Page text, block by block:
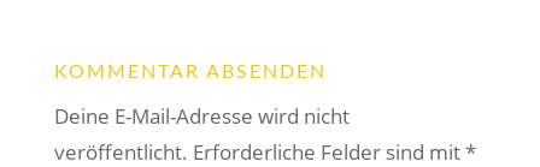
KOMMENTAR ABSENDEN
Deine E-Mail-Adresse wird nicht
veröffentlicht. Erforderliche Felder sind mit*